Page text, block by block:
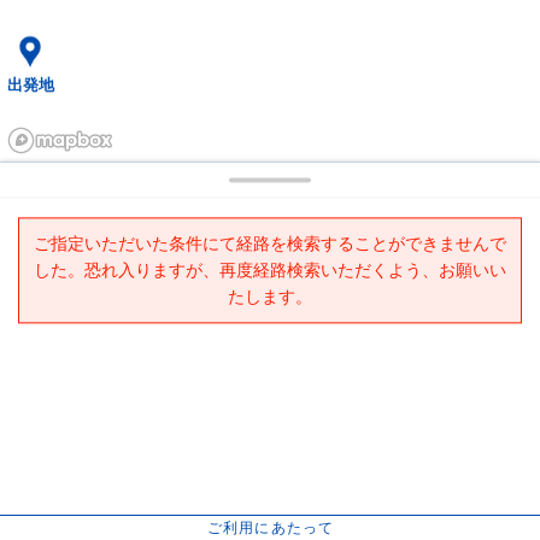
出発地
ご指定いただいた条件にて経路を検索することができませんで
した。恐れ入りますが、再度経路検索いただくよう、お願いい
たします。
ご利用にあたって